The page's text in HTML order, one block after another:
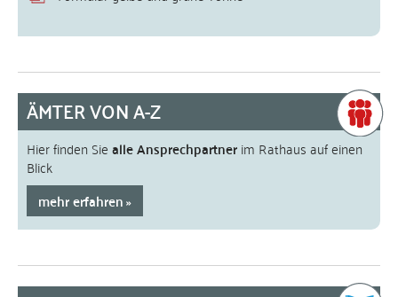
ÄMTER VON A-Z
Hier finden Siealle Ansprechpartnerim Rathaus auf einen
Blick
mehr erfahren